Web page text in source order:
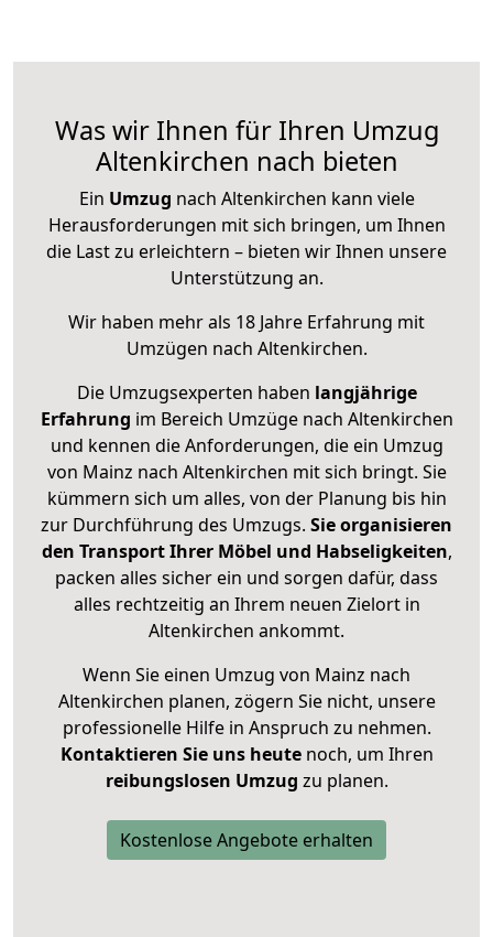
Was wir Ihnen für Ihren Umzug
Altenkirchen nach bieten
Ein Umzug nach Altenkirchen kann viele
Herausforderungen mit sich bringen, um Ihnen
die Last zu erleichtern – bieten wir Ihnen unsere
Unterstützung an.
Wir haben mehr als 18 Jahre Erfahrung mit
Umzügen nach Altenkirchen.
Die Umzugsexperten haben langjährige
Erfahrung im Bereich Umzüge nach Altenkirchen
und kennen die Anforderungen, die ein Umzug
von Mainz nach Altenkirchen mit sich bringt. Sie
kümmern sich um alles, von der Planung bis hin
zur Durchführung des Umzugs. Sie organisieren
den Transport Ihrer Möbel und Habseligkeiten,
packen alles sicher ein und sorgen dafür, dass
alles rechtzeitig an Ihrem neuen Zielort in
Altenkirchen ankommt.
Wenn Sie einen Umzug von Mainz nach
Altenkirchen planen, zögern Sie nicht, unsere
professionelle Hilfe in Anspruch zu nehmen.
Kontaktieren Sie uns heutenoch, um Ihren
reibungslosen Umzug zu planen.
Kostenlose Angebote erhalten